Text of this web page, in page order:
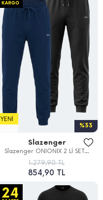
%33
YENI
Slazenger
Slazenger ONIONIX 2 Lİ SET...
1.279,90 TL
854,90 TL